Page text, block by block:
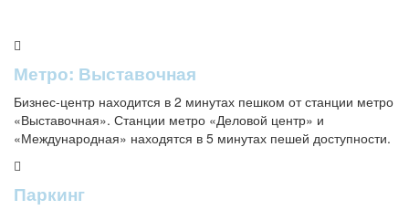
Метро: Выставочная
Бизнес-центр находится в 2 минутах пешком от станции метро
«Выставочная». Станции метро «Деловой центр» и
«Международная» находятся в 5 минутах пешей доступности.
Паркинг